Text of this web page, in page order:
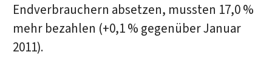
Endverbrauchern absetzen, mussten 17,0 %
mehr bezahlen (+0,1 % gegenüber Januar
2011).